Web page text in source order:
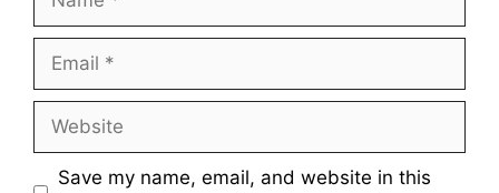
Email
Website
Save my name, email, and website in this